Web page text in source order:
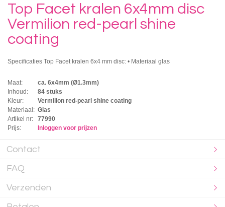
Top Facet kralen 6x4mm disc
Vermilion red-pearl shine
coating
Specificaties Top Facet kralen 6x4 mm disc: • Materiaal glas
Maat:
ca. 6x4mm (Ø1.3mm)
Inhoud:
84 stuks
Kleur:
Vermilion red-pearl shine coating
Materiaal: Glas
Artikel nr:
77990
Prijs:
Inloggen voor prijzen
Contact
FAQ
Verzenden